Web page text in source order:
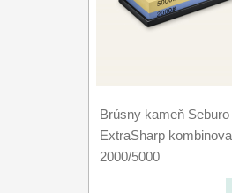
Brúsny kameň Seburo
ExtraSharp
2000/5000